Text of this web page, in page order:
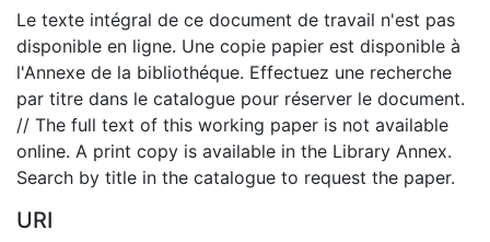
Le texte intégral de ce document de travail n'est pas
disponible en ligne. Une copie papier est disponible à
l'Annexe de la bibliothéque. Effectuez une recherche
par titre dans le catalogue pour réserver le document.
// The full text of this working paper is not available
online. A print copy is available in the Library Annex.
Search by title in the catalogue to request the paper.
URI